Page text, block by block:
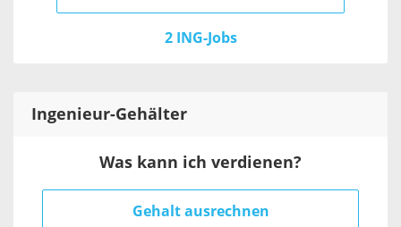
2 ING-Jobs
Ingenieur-Gehälter
Was kann ich verdienen?
Gehalt ausrechnen